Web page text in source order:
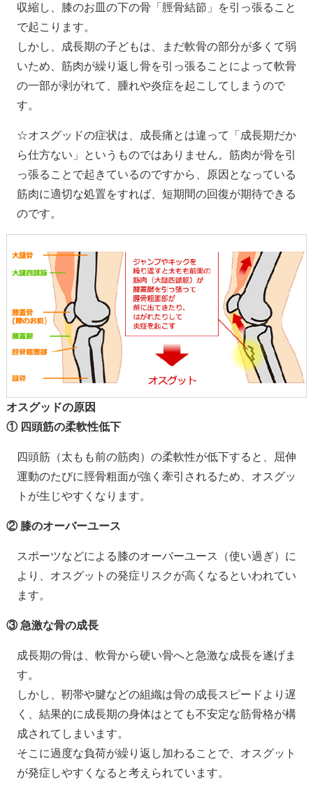
収縮し、膝のお皿の下の骨「脛骨結節」を引っ張ること
で起こります。
しかし、成長期の子どもは、まだ軟骨の部分が多くて弱
いため、筋肉が繰り返し骨を引っ張ることによって軟骨
の一部が剥がれて、腫れや炎症を起こしてしまうので
す。
☆オスグッドの症状は、成長痛とは違って「成長期だか
ら仕方ない」というものではありません。筋肉が骨を引
っ張ることで起きているのですから、原因となっている
筋肉に適切な処置をすれば、短期間の回復が期待できる
のです。
オスグッドの原因
① 四頭筋の柔軟性低下
四頭筋（太もも前の筋肉）の柔軟性が低下すると、屈伸
運動のたびに脛骨粗面が強く牽引されるため、オスグッ
トが生じやすくなります。
② 膝のオーバーユース
スポーツなどによる膝のオーバーユース（使い過ぎ）に
より、オスグットの発症リスクが高くなるといわれてい
ます。
③ 急激な骨の成長
成長期の骨は、軟骨から硬い骨へと急激な成長を遂げま
す。
しかし、靭帯や腱などの組織は骨の成長スピードより遅
く、結果的に成長期の身体はとても不安定な筋骨格が構
成されてしまいます。
そこに過度な負荷が繰り返し加わることで、オスグット
が発症しやすくなると考えられています。